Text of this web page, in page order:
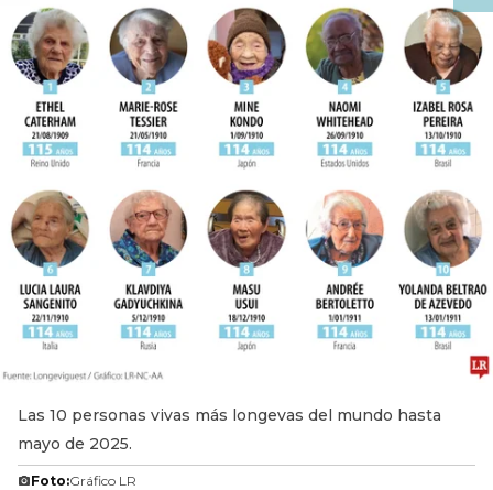
Las 10 personas vivas más longevas del mundo hasta
mayo de 2025.
Foto:Gráfico LR